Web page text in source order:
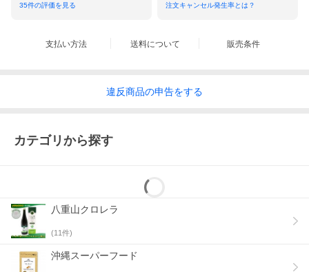
35件の評価を見る 注文キャンセル発生率とは？
支払い方法 送料について 販売条件
違反商品の申告をする
カテゴリから探す
八重山クロレラ
(11件)
沖縄スーパーフード